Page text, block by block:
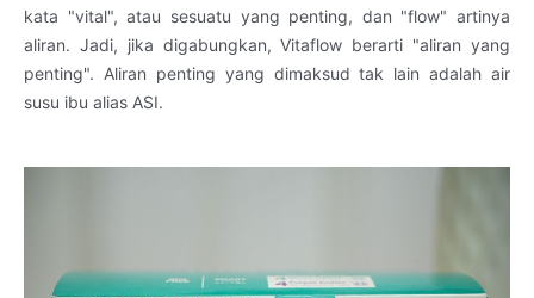
kata "vital", atau sesuatu yang penting, dan "flow" artinya
aliran. Jadi, jika digabungkan, Vitaflow berarti "aliran yang
penting". Aliran penting yang dimaksud tak lain adalah air
susu ibu alias ASI.